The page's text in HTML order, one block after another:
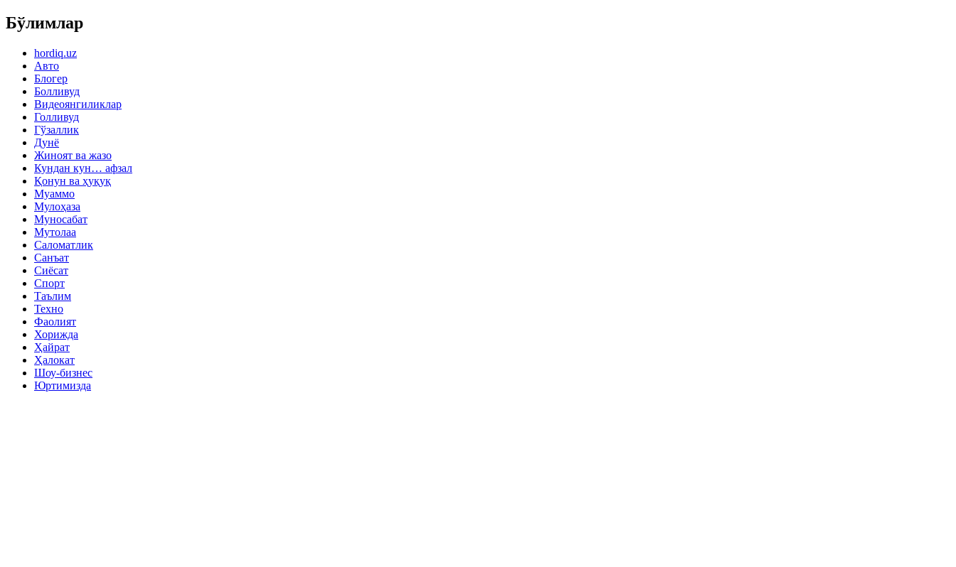
Бўлимлар
hordiq.uz
Авто
Блогер
Болливуд
Видеоянгиликлар
Голливуд
Гўзаллик
Дунё
Жиноят ва жазо
Кундан кун… афзал
Қонун ва ҳуқуқ
Муаммо
Мулоҳаза
Муносабат
Мутолаа
Саломатлик
Санъат
Сиёсат
Спорт
Таълим
Техно
Фаолият
Хорижда
Ҳайрат
Ҳалокат
Шоу-бизнес
Юртимизда